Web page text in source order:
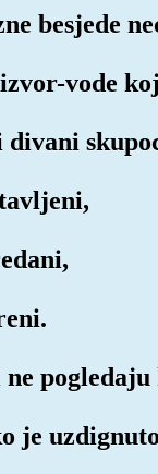
besjede
vode
divani
ne
je